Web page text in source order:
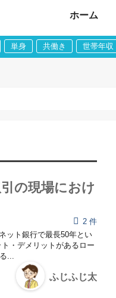
ホーム
単身 共働き 世帯年収
の現場におけ
2 件
ット銀行で最長50年とい
・デメリットがあるロー
...
ふじふじ太